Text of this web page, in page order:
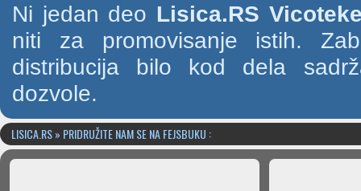
Ni jedan deo Lisica.RS
niti za promovisanje istih.
distribucija bilo kod dela
dozvole.
LISICA.RS » PRIDRUŽITE NAM SE NA FEJSBUKU :